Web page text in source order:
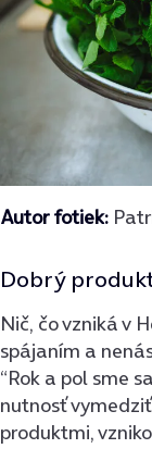
Autor fotiek:
Dobrý
Nič, čo vzniká v
spájaním a
“Rok a pol sme
nutnosť
produktmi,